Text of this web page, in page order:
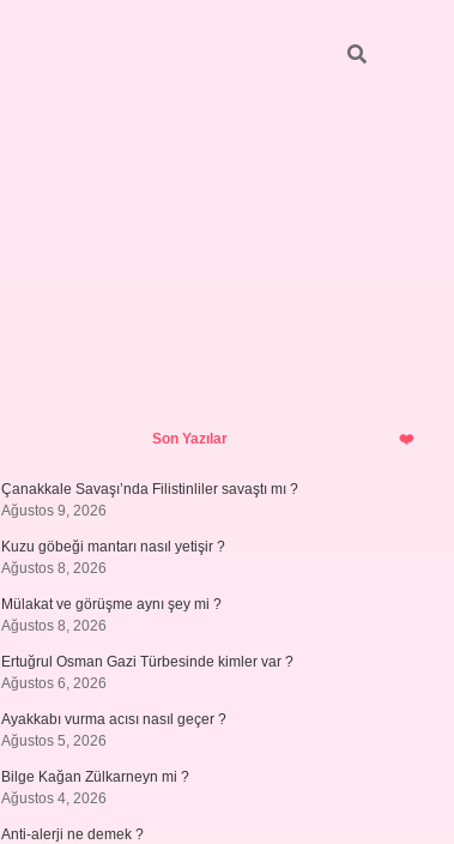
SidebarSon Yazılar
Çanakkale Savaşı’nda Filistinliler savaştı mı ?
Ağustos 9, 2026
Kuzu göbeği mantarı nasıl yetişir ?
Ağustos 8, 2026
Mülakat ve görüşme aynı şey mi ?
Ağustos 8, 2026
Ertuğrul Osman Gazi Türbesinde kimler var ?
Ağustos 6, 2026
Ayakkabı vurma acısı nasıl geçer ?
Ağustos 5, 2026
Bilge Kağan Zülkarneyn mi ?
Ağustos 4, 2026
Anti-alerji ne demek ?